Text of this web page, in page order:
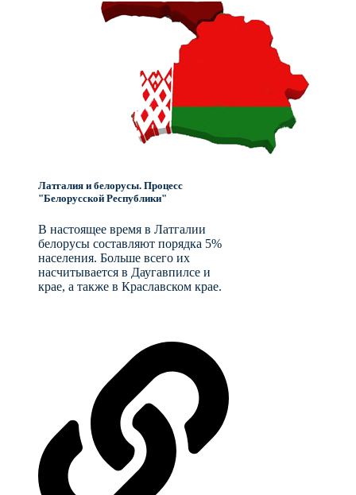
Латгалия и белорусы. Процесс
"Белорусской Республики"
В настоящее время в Латгалии
белорусы составляют порядка 5%
населения. Больше всего их
насчитывается в Даугавпилсе и
крае, а также в Краславском крае.